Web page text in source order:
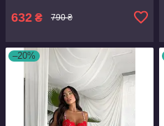
632 ₴ 790 ₴
–20%